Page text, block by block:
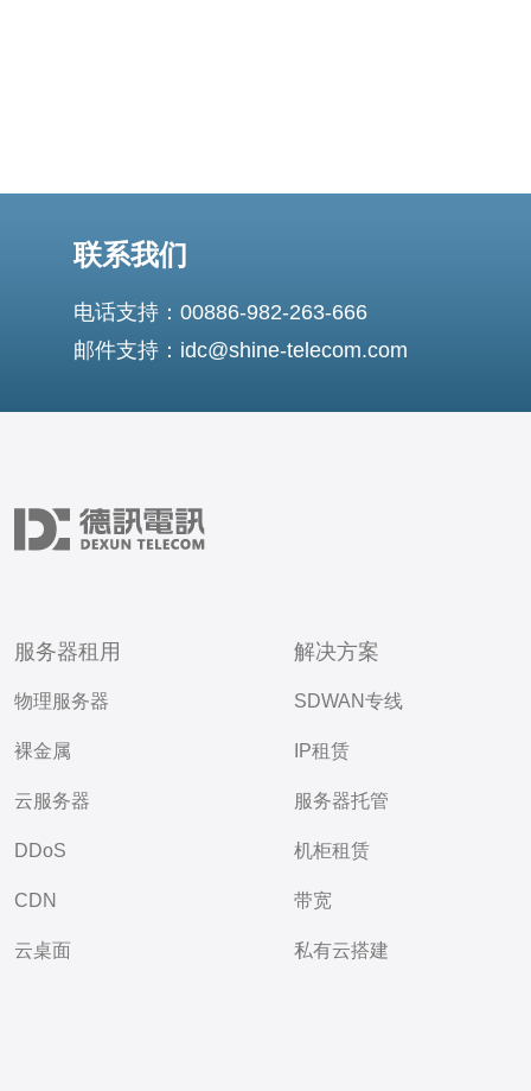
联系我们
电话支持：00886-982-263-666
邮件支持：idc@shine-telecom.com
服务器租用
物理服务器
裸金属
云服务器
DDoS
CDN
云桌面
解决方案
SDWAN专线
IP租赁
服务器托管
机柜租赁
带宽
私有云搭建